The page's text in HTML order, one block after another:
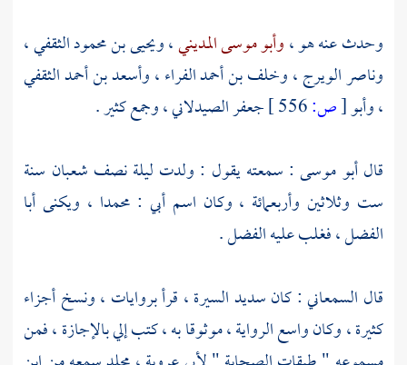
وحدث عنه هو ،وأبو موسى المديني،ويحيى بن محمود الثقفي،
وناصر الويرج،وخلف بن أحمد الفراء،وأسعد بن أحمد الثقفي
،وأبو[ص: جعفر الصيدلاني، وجمع كثير .
قالأبو موسى : سمعته يقول : ولدت ليلة نصف شعبان سنة
ست وثلاثين وأربعمائة ، وكان اسم أبي : محمدا ، ويكنى أبا
الفضل، فغلب عليهالفضل.
قال السمعاني: كان سديد السيرة ، قرأ بروايات ، ونسخ أجزاء
كثيرة ، وكان واسع الرواية ، موثوقا به ، كتب إلي بالإجازة ، فمن